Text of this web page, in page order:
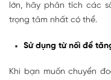
lớn, hãy phân tích các
trọng tâm nhất có thể.
Sử dụng từ nối để
Khi bạn muốn chuyển